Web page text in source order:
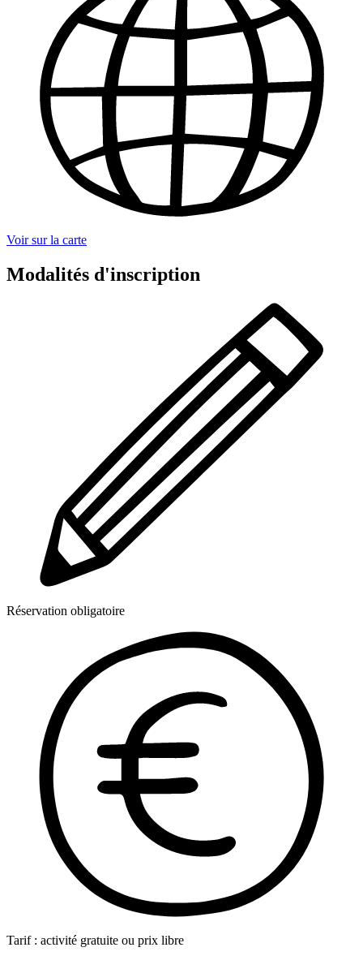
Voir sur la carte
Modalités d'inscription
Réservation obligatoire
Tarif : activité gratuite ou prix libre